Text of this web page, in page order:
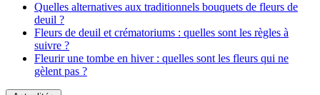
Quelles alternatives aux traditionnels bouquets de fleurs de
deuil ?
Fleurs de deuil et crématoriums : quelles sont les règles à
suivre ?
Fleurir une tombe en hiver : quelles sont les fleurs qui ne
gèlent pas ?